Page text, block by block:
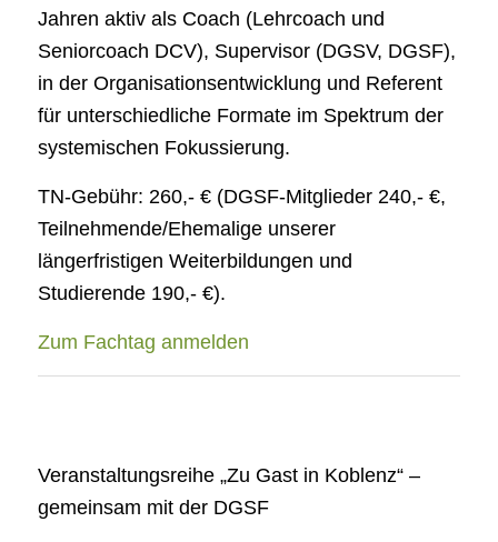
Jahren aktiv als Coach (Lehrcoach und
Seniorcoach DCV), Supervisor (DGSV, DGSF),
in der Organisationsentwicklung und Referent
für unterschiedliche Formate im Spektrum der
systemischen Fokussierung.
TN-Gebühr: 260,- € (DGSF-Mitglieder 240,- €,
Teilnehmende/Ehemalige unserer
längerfristigen Weiterbildungen und
Studierende 190,- €).
Zum Fachtag anmelden
Veranstaltungsreihe „Zu Gast in Koblenz“ –
gemeinsam mit der DGSF